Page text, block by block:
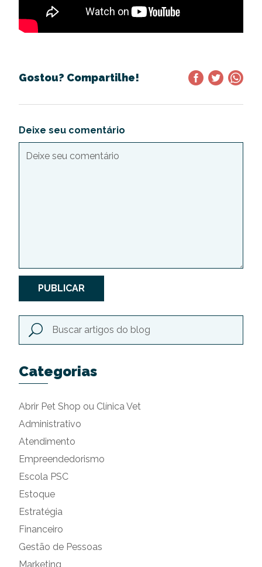
Gostou? Compartilhe!
Deixe seu comentário
PUBLICAR
Categorias
Abrir Pet Shop ou Clínica Vet
Administrativo
Atendimento
Empreendedorismo
Escola PSC
Estoque
Estratégia
Financeiro
Gestão de Pessoas
Marketing